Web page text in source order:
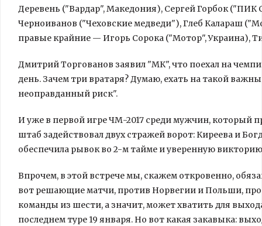
Деревень ("Вардар", Македония), Сергей Горбок
Черноиванов ("Чеховские медведи"), Глеб Калараш
правые крайние — Игорь Сорока ("Мотор", Украина),
Дмитрий Торгованов заявил "МК", что поехал на
день. Зачем три вратаря? Думаю, ехать на такой
неоправданный риск".
И уже в первой игре ЧМ-2017 среди мужчин, который
штаб задействовал двух стражей ворот: Киреева и
обеспечила рывок во 2-м тайме и уверенную
Впрочем, в этой встрече мы, скажем откровенно,
вот решающие матчи, против Норвегии и Польши,
команды из шести, а значит, может хватить для
последнем туре 19 января. Но вот какая закавыка: